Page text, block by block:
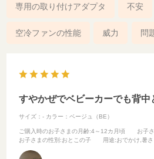
専用の取り付けアダプタ 不安
空冷ファンの性能 威力 問
すやかぜでベビーカーでも背中
サイズ：- カラー：ベージュ（BE）
ご購入時のお子さまの月齢:4～12カ月頃 お子
お子さまの性別 :おとこの子 用途:おでかけ,暑